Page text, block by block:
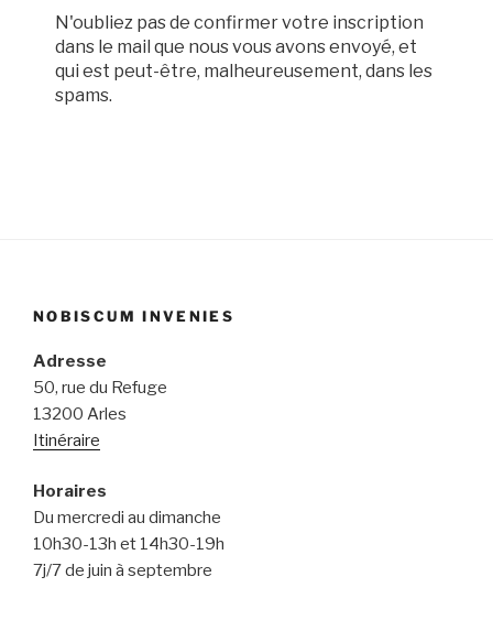
N'oubliez pas de confirmer votre inscription
dans le mail que nous vous avons envoyé, et
qui est peut-être, malheureusement, dans les
spams.
NOBISCUM INVENIES
Adresse
50, rue du Refuge
13200 Arles
Itinéraire
Horaires
Du mercredi au dimanche
10h30-13h et 14h30-19h
7j/7 de juin à septembre